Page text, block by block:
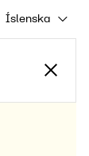
Íslenska